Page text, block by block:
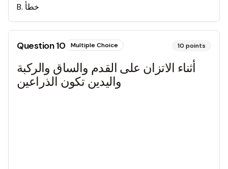
B. خطأ
Question10 Multiple Choice 10 points
أثناء الاتزان على القدم والساق والركبة
واليدين تكون الذراعين